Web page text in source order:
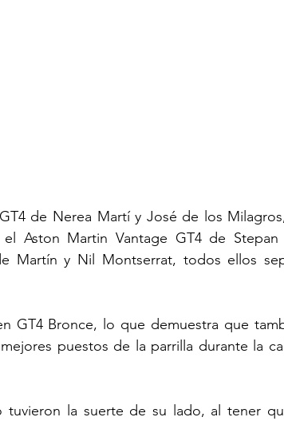
de Nerea Martí y José de los
Aston Martin Vantage GT4 de
Martín y Nil Montserrat, todos ellos
GT4 Bronce, lo que demuestra que
puestos de la parrilla durante la
tuvieron la suerte de su lado, al tener